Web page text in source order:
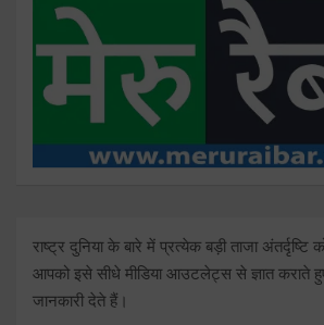
राष्ट्र दुनिया के बारे में प्रत्येक बड़ी ताजा अंतर्दृष्टि
आपको इसे सीधे मीडिया आउटलेट्स से ज्ञात कराते
जानकारी देते हैं।